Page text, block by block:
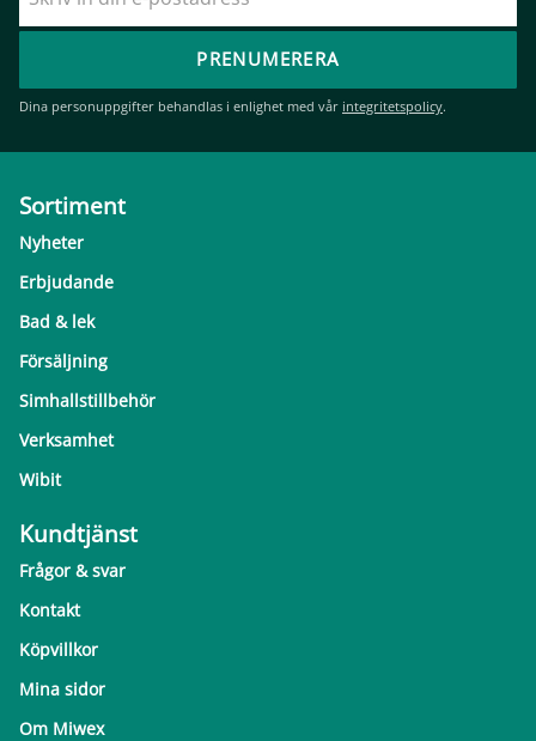
PRENUMERERA
Dina personuppgifter behandlas i enlighet med vår integritetspolicy.
Sortiment
Nyheter
Erbjudande
Bad & lek
Försäljning
Simhallstillbehör
Verksamhet
Wibit
Kundtjänst
Frågor & svar
Kontakt
Köpvillkor
Mina sidor
Om Miwex